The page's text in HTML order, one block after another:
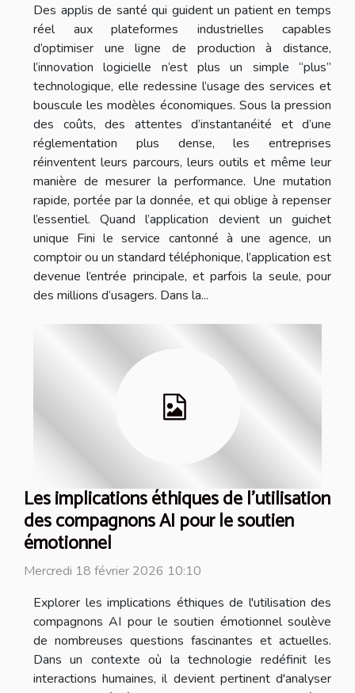
Des applis de santé qui guident un patient en temps
réel aux plateformes industrielles capables
d’optimiser une ligne de production à distance,
l’innovation logicielle n’est plus un simple “plus”
technologique, elle redessine l’usage des services et
bouscule les modèles économiques. Sous la pression
des coûts, des attentes d’instantanéité et d’une
réglementation plus dense, les entreprises
réinventent leurs parcours, leurs outils et même leur
manière de mesurer la performance. Une mutation
rapide, portée par la donnée, et qui oblige à repenser
l’essentiel. Quand l’application devient un guichet
unique Fini le service cantonné à une agence, un
comptoir ou un standard téléphonique, l’application est
devenue l’entrée principale, et parfois la seule, pour
des millions d’usagers. Dans la...
Les implications éthiques de l'utilisation
des compagnons AI pour le soutien
émotionnel
Mercredi 18 février 2026 10:10
Explorer les implications éthiques de l'utilisation des
compagnons AI pour le soutien émotionnel soulève
de nombreuses questions fascinantes et actuelles.
Dans un contexte où la technologie redéfinit les
interactions humaines, il devient pertinent d'analyser